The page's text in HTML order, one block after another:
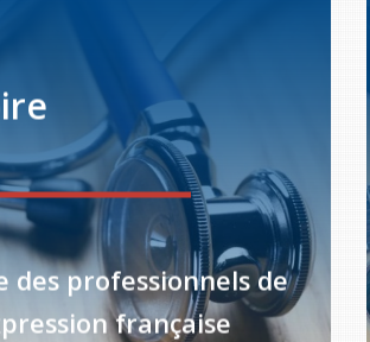
des professionnels de
française